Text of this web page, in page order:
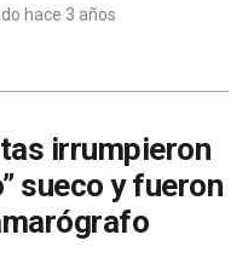
hace 3 años
irrumpieron
sueco y fueron